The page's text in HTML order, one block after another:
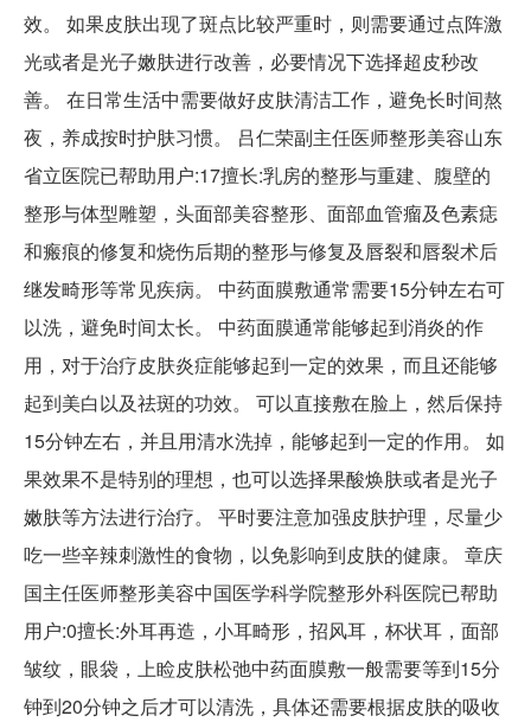
效。 如果皮肤出现了斑点比较严重时，则需要通过点阵激
光或者是光子嫩肤进行改善，必要情况下选择超皮秒改
善。 在日常生活中需要做好皮肤清洁工作，避免长时间熬
夜，养成按时护肤习惯。 吕仁荣副主任医师整形美容山东
省立医院已帮助用户:17擅长:乳房的整形与重建、腹壁的
整形与体型雕塑，头面部美容整形、面部血管瘤及色素痣
和瘢痕的修复和烧伤后期的整形与修复及唇裂和唇裂术后
继发畸形等常见疾病。 中药面膜敷通常需要15分钟左右可
以洗，避免时间太长。 中药面膜通常能够起到消炎的作
用，对于治疗皮肤炎症能够起到一定的效果，而且还能够
起到美白以及祛斑的功效。 可以直接敷在脸上，然后保持
15分钟左右，并且用清水洗掉，能够起到一定的作用。 如
果效果不是特别的理想，也可以选择果酸焕肤或者是光子
嫩肤等方法进行治疗。 平时要注意加强皮肤护理，尽量少
吃一些辛辣刺激性的食物，以免影响到皮肤的健康。 章庆
国主任医师整形美容中国医学科学院整形外科医院已帮助
用户:0擅长:外耳再造，小耳畸形，招风耳，杯状耳，面部
皱纹，眼袋，上睑皮肤松弛中药面膜敷一般需要等到15分
钟到20分钟之后才可以清洗，具体还需要根据皮肤的吸收